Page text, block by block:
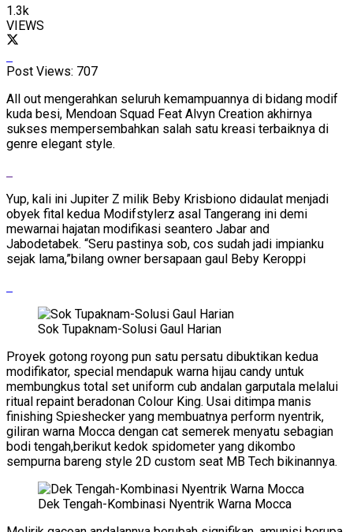
1.3k
VIEWS
Post Views: 707
All out mengerahkan seluruh kemampuannya di bidang modif
kuda besi, Mendoan Squad Feat Alvyn Creation akhirnya
sukses mempersembahkan salah satu kreasi terbaiknya di
genre elegant style.
Yup, kali ini Jupiter Z milik Beby Krisbiono didaulat menjadi
obyek fital kedua Modifstylerz asal Tangerang ini demi
mewarnai hajatan modifikasi seantero Jabar and
Jabodetabek. “Seru pastinya sob, cos sudah jadi impianku
sejak lama,”bilang owner bersapaan gaul Beby Keroppi
Sok Tupaknam-Solusi Gaul Harian
Proyek gotong royong pun satu persatu dibuktikan kedua
modifikator, special mendapuk warna hijau candy untuk
membungkus total set uniform cub andalan garputala melalui
ritual repaint beradonan Colour King. Usai ditimpa manis
finishing Spieshecker yang membuatnya perform nyentrik,
giliran warna Mocca dengan cat semerek menyatu sebagian
bodi tengah,berikut kedok spidometer yang dikombo
sempurna bareng style 2D custom seat MB Tech bikinannya.
Dek Tengah-Kombinasi Nyentrik Warna Mocca